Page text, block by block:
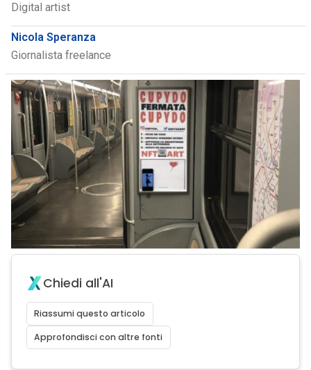
Digital artist
Nicola Speranza
Giornalista freelance
Chiedi all'AI
Riassumi questo articolo
Approfondisci con altre fonti